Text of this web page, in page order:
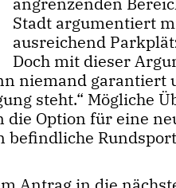
Stadt argumentiert
ausreichend
Doch mit dieser
niemand garantiert
steht.“ Mögliche
die Option für eine
befindliche